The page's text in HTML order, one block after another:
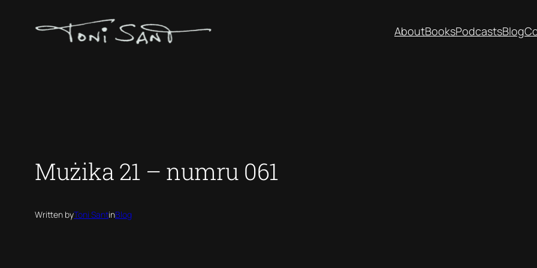
AboutBooksPodcastsBlog
Mużika 21 – numru 061
Written byToni SantinBlog